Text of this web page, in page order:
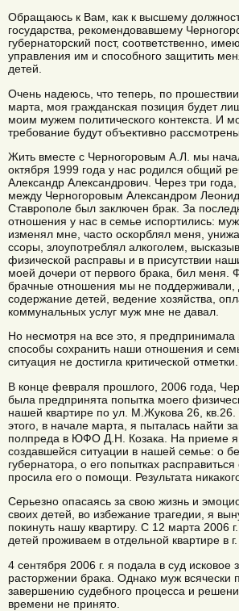
Обращаюсь к Вам, как к высшему
государства, рекомендовавшему
губернаторский пост, соответственно,
управления им и способного защитить
детей.
Очень надеюсь, что теперь, по
марта, моя гражданская позиция будет
моим мужем политического контекста. И
требование будут объективно
Жить вместе с Черногоровым А.Л. мы
октября 1999 года у нас родился общий
Александр Александрович. Через три года,
между Черногоровым Александром
Ставрополе был заключен брак. За
отношения у нас в семье испортились:
изменял мне, часто оскорблял меня,
ссоры, злоупотреблял алкоголем,
физической расправы и в присутствии
моей дочери от первого брака, бил меня.
брачные отношения мы не поддерживали,
содержание детей, ведение хозяйства,
коммунальных услуг муж мне не давал.
Но несмотря на все это, я
способы сохранить наши отношения и
ситуация не достигла критической отметки.
В конце февраля прошлого, 2006 года,
была предпринята попытка моего
нашей квартире по ул. М.Жукова 26,
этого, в начале марта, я пыталась найти
полпреда в ЮФО Д.Н. Козака. На приеме я
создавшейся ситуации в нашей семье: о
губернатора, о его попытках
просила его о помощи. Результата
Серьезно опасаясь за свою жизнь и
своих детей, во избежание трагедии, я
покинуть нашу квартиру. С 12 марта 2006
детей проживаем в отдельной квартире в
4 сентября 2006 г. я подала в суд исковое
расторжении брака. Однако муж всячески
завершению судебного процесса и
времени не принято.